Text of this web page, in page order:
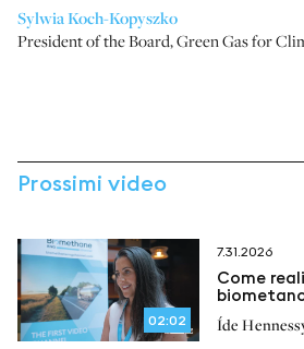
Sylwia Koch-Kopyszko
President of the Board,Green Gas for
Prossimi video
02:02
7.31.2026
Come
normative
Íde